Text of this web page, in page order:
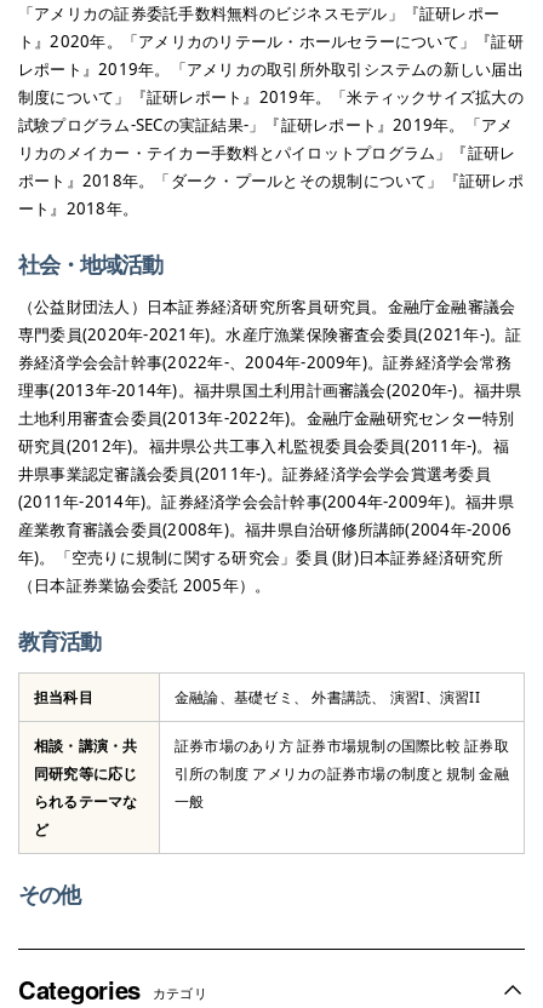
「アメリカの証券委託手数料無料のビジネスモデル」『証研レポー
ト』2020年。「アメリカのリテール・ホールセラーについて」『証研
レポート』2019年。「アメリカの取引所外取引システムの新しい届出
制度について」『証研レポート』2019年。「米ティックサイズ拡大の
試験プログラム-SECの実証結果-」『証研レポート』2019年。「アメ
リカのメイカー・テイカー手数料とパイロットプログラム」『証研レ
ポート』2018年。「ダーク・プールとその規制について」『証研レポ
ート』2018年。
社会・地域活動
（公益財団法人）日本証券経済研究所客員研究員。金融庁金融審議会
専門委員(2020年-2021年)。水産庁漁業保険審査会委員(2021年-)。証
券経済学会会計幹事(2022年-、2004年-2009年)。証券経済学会常務
理事(2013年-2014年)。福井県国土利用計画審議会(2020年-)。福井県
土地利用審査会委員(2013年-2022年)。金融庁金融研究センター特別
研究員(2012年)。福井県公共工事入札監視委員会委員(2011年-)。福
井県事業認定審議会委員(2011年-)。証券経済学会学会賞選考委員
(2011年-2014年)。証券経済学会会計幹事(2004年-2009年)。福井県
産業教育審議会委員(2008年)。福井県自治研修所講師(2004年-2006
年)。「空売りに規制に関する研究会」委員 (財)日本証券経済研究所
（日本証券業協会委託 2005年）。
教育活動
担当科目 金融論、基礎ゼミ、 外書講読、 演習I、演習II
オフィスアワー
相談・講演・共
同研究等に応じ
られるテーマな
ど
証券市場のあり方 証券市場規制の国際比較 証券取
引所の制度 アメリカの証券市場の制度と規制 金融
一般
その他
Categories カテゴリ